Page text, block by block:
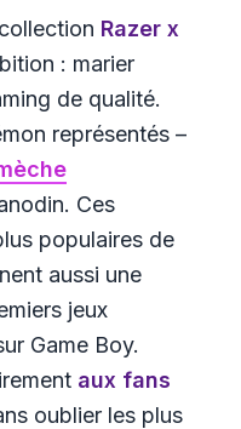
Razer x
: marier
de qualité.
représentés –
Ces
populaires de
aussi une
jeux
Game Boy.
aux fans
oublier les plus